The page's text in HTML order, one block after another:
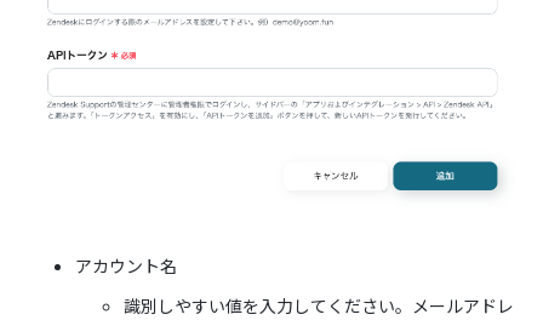
アカウント名
識別しやすい値を入力してください。メールアドレ